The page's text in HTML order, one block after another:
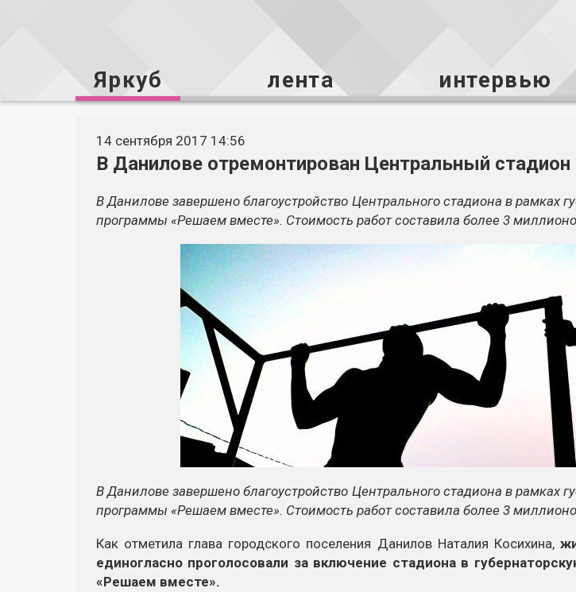
Яркуб лента интервью
14 сентября 2017 14:56
В Данилове отремонтирован Центральный стадион
В Данилове завершено благоустройство Центрального стадиона в рамках
программы «Решаем вместе». Стоимость работ составила более 3
В Данилове завершено благоустройство Центрального стадиона в рамках
программы «Решаем вместе». Стоимость работ составила более 3
Как отметила глава городского поселения Данилов Наталия Косихина,
единогласно проголосовали за включение стадиона в
«Решаем вместе».